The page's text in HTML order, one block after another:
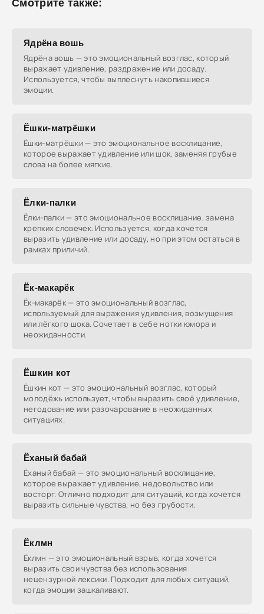
Смотрите также:
Ядрёна вошь
Ядрёна вошь — это эмоциональный возглас, который
выражает удивление, раздражение или досаду.
Используется, чтобы выплеснуть накопившиеся
эмоции.
Ёшки-матрёшки
Ёшки-матрёшки — это эмоциональное восклицание,
которое выражает удивление или шок, заменяя грубые
слова на более мягкие.
Ёлки-палки
Ёлки-палки — это эмоциональное восклицание, замена
крепких словечек. Используется, когда хочется
выразить удивление или досаду, но при этом остаться в
рамках приличий.
Ёк-макарёк
Ёк-макарёк — это эмоциональный возглас,
используемый для выражения удивления, возмущения
или лёгкого шока. Сочетает в себе нотки юмора и
неожиданности.
Ёшкин кот
Ёшкин кот — это эмоциональный возглас, который
молодёжь использует, чтобы выразить своё удивление,
негодование или разочарование в неожиданных
ситуациях.
Ёханый бабай
Ёханый бабай — это эмоциональный восклицание,
которое выражает удивление, недовольство или
восторг. Отлично подходит для ситуаций, когда хочется
выразить сильные чувства, но без грубости.
Ёклмн
Ёклмн — это эмоциональный взрыв, когда хочется
выразить свои чувства без использования
нецензурной лексики. Подходит для любых ситуаций,
когда эмоции зашкаливают.